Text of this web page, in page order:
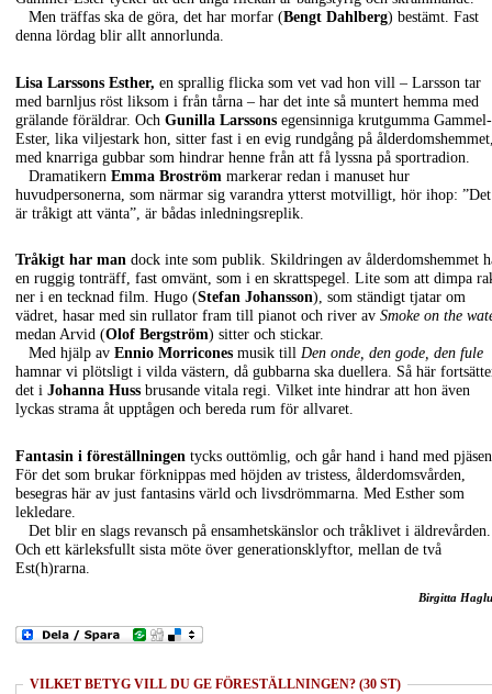
Men träffas ska de göra, det har morfar (Bengt Dahlberg) bestämt. Fast
denna lördag blir allt annorlunda.
Lisa Larssons Esther, en sprallig flicka som vet vad hon vill – Larsson tar
med barnljus röst liksom i från tårna – har det inte så muntert hemma med
grälande föräldrar. Och Gunilla Larssons egensinniga krutgumma Gammel-
Ester, lika viljestark hon, sitter fast i en evig rundgång på
med knarriga gubbar som hindrar henne från att få lyssna på sportradion.
Dramatikern Emma Broström markerar redan i manuset hur
huvudpersonerna, som närmar sig varandra ytterst motvilligt, hör ihop: ”Det
är tråkigt att vänta”, är bådas inledningsreplik.
Tråkigt har man dock inte som publik. Skildringen av ålderdomshemmet
en ruggig tonträff, fast omvänt, som i en skrattspegel. Lite som att dimpa
ner i en tecknad film. Hugo (Stefan Johansson), som ständigt tjatar om
vädret, hasar med sin rullator fram till pianot och river av Smoke on the
medan Arvid (Olof Bergström) sitter och stickar.
Med hjälp av Ennio Morricones musik till Den onde, den gode, den fule
hamnar vi plötsligt i vilda västern, då gubbarna ska duellera. Så här
det i Johanna Huss brusande vitala regi. Vilket inte hindrar att hon även
lyckas strama åt upptågen och bereda rum för allvaret.
Fantasin i föreställningen tycks outtömlig, och går hand i hand med
För det som brukar förknippas med höjden av tristess, ålderdomsvården,
besegras här av just fantasins värld och livsdrömmarna. Med Esther som
lekledare.
Det blir en slags revansch på ensamhetskänslor och tråklivet i äldrevården.
Och ett kärleksfullt sista möte över generationsklyftor, mellan de två
Est(h)rarna.
Birgitta
VILKET BETYG VILL DU GE FÖRESTÄLLNINGEN? (30 ST)